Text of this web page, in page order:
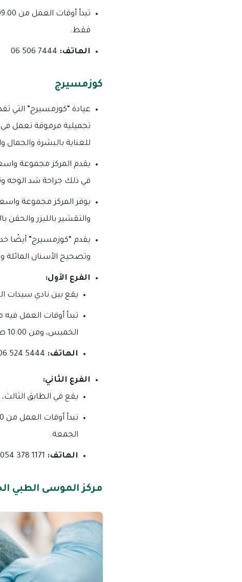
فقط.
الهاتف:
كوزمسيرج
تجميلية مرموقة تعمل في
للعناية بالبشرة والجمال
يقدم المركز مجموعة
في ذلك جراحة شد الوجه
يوفر المركز مجموعة
والتقشير بالليزر والحقن
يقدم “كوزمسيرج” أيضًا
وتصحيح الأسنان المائلة
الفرع الأول:
يقع بين نادي سيدات
الخميس، ومن 10:00 صباحاً – 07:00 مساءً يومي الجمعة والسبت.
الهاتف: 5444 524 06 – 5333 524 06- 26763 800
الفرع الثاني:
يقع في الطابق الثالث، المبنى 3، مركز أن
الجمعة.
الهاتف:
مركز الموسى الطبي